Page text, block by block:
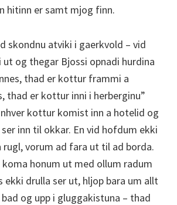
hitinn er samt mjog finn.
skondnu atviki i gaerkvold – vid
ut og thegar Bjossi opnadi hurdina
thad er kottur frammi a
thad er kottur inni i herberginu”
kottur komist inn a hotelid og
inn til okkar. En vid hofdum ekki
vorum ad fara ut til ad borda.
koma honum ut med ollum radum
ekki drulla ser ut, hljop bara um allt
og upp i gluggakistuna – thad